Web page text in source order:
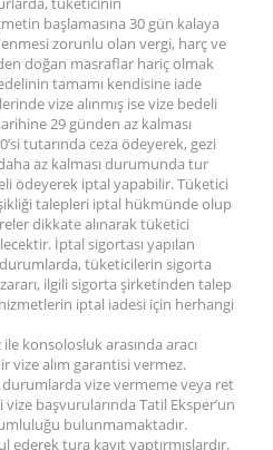
başlamasına 30 gün kalaya
zorunlu olan vergi, harç ve
doğan masraflar hariç olmak
tamamı kendisine iade
vize alınmış ise vize bedeli
29 günden az kalması
tutarında ceza ödeyerek, gezi
az kalması durumunda tur
ödeyerek iptal yapabilir. Tüketici
talepleri iptal hükmünde olup
dikkate alınarak tüketici
İptal sigortası yapılan
tüketicilerin sigorta
ilgili sigorta şirketinden talep
iptal iadesi için herhangi
konsolosluk arasında aracı
alım garantisi vermez.
vize vermeme veya ret
başvurularında Tatil Eksper’un
bulunmamaktadır.
ederek tura kayıt yaptırmışlardır.